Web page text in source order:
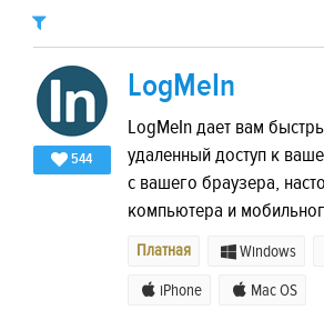
544
LogMeIn
LogMeIn дает вам
удаленный доступ к
с вашего браузера,
компьютера и
Платная Windows
iPhone Mac OS